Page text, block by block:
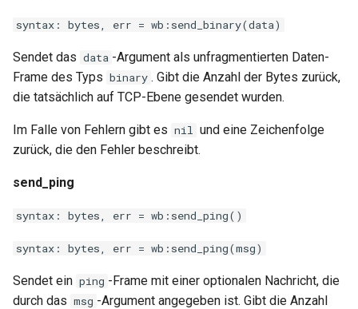
pipelog
postgres
proxy-connect
push-stream
rdns
redis-rate-limit
redis2
syntax: bytes, err = wb:send_binary(data)
Sendet das data -Argument als unfragmentierten Daten-
Frame des Typs binary . Gibt die Anzahl der Bytes zurück,
die tatsächlich auf TCP-Ebene gesendet wurden.
Im Falle von Fehlern gibt es nil und eine Zeichenfolge
zurück, die den Fehler beschreibt.
send_ping
syntax: bytes, err = wb:send_ping()
syntax: bytes, err = wb:send_ping(msg)
Sendet ein ping -Frame mit einer optionalen Nachricht, die
durch das msg -Argument angegeben ist. Gibt die Anzahl